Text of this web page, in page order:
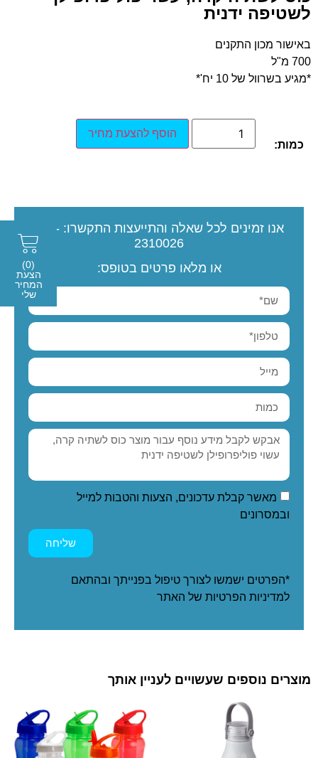
לשטיפה ידנית
באישור מכון התקנים
700 מ"ל
*מגיע בשרוול של 10 יח'*
כמות:
הוסף להצעת מחיר
אנו זמינים לכל שאלה והתייעצות התקשרו: 077-
2310026
או מלאו פרטים בטופס:
מאשר קבלת עדכונים, הצעות והטבות למייל
ובמסרונים
שליחה
*הפרטים ישמשו לצורך טיפול בפנייתך ובהתאם
למדיניות הפרטיות של האתר
מוצרים נוספים שעשויים לעניין אותך
(0)
הצעת
המחיר
שלי